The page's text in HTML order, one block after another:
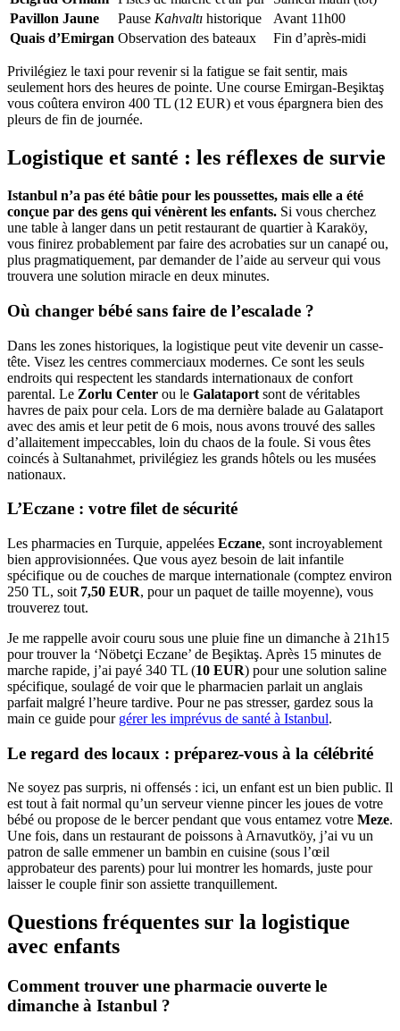
Pavillon Jaune
Pause Kahvaltı historique
Avant 11h00
Quais d’Emirgan Observation des bateaux Fin d’après-midi
Privilégiez le taxi pour revenir si la fatigue se fait sentir, mais
seulement hors des heures de pointe. Une course Emirgan-Beşiktaş
vous coûtera environ 400 TL (12 EUR) et vous épargnera bien des
pleurs de fin de journée.
Logistique et santé : les réflexes de survie
Istanbul n’a pas été bâtie pour les poussettes, mais elle a été
conçue par des gens qui vénèrent les enfants. Si vous cherchez
une table à langer dans un petit restaurant de quartier à Karaköy,
vous finirez probablement par faire des acrobaties sur un canapé ou,
plus pragmatiquement, par demander de l’aide au serveur qui vous
trouvera une solution miracle en deux minutes.
Où changer bébé sans faire de l’escalade ?
Dans les zones historiques, la logistique peut vite devenir un casse-
tête. Visez les centres commerciaux modernes. Ce sont les seuls
endroits qui respectent les standards internationaux de confort
parental. Le Zorlu Center ou le Galataport sont de véritables
havres de paix pour cela. Lors de ma dernière balade au Galataport
avec des amis et leur petit de 6 mois, nous avons trouvé des salles
d’allaitement impeccables, loin du chaos de la foule. Si vous êtes
coincés à Sultanahmet, privilégiez les grands hôtels ou les musées
nationaux.
L’Eczane : votre filet de sécurité
Les pharmacies en Turquie, appelées Eczane, sont incroyablement
bien approvisionnées. Que vous ayez besoin de lait infantile
spécifique ou de couches de marque internationale (comptez environ
250 TL, soit 7,50 EUR, pour un paquet de taille moyenne), vous
trouverez tout.
Je me rappelle avoir couru sous une pluie fine un dimanche à 21h15
pour trouver la ‘Nöbetçi Eczane’ de Beşiktaş. Après 15 minutes de
marche rapide, j’ai payé 340 TL (10 EUR) pour une solution saline
spécifique, soulagé de voir que le pharmacien parlait un anglais
parfait malgré l’heure tardive. Pour ne pas stresser, gardez sous la
main ce guide pour gérer les imprévus de santé à Istanbul.
Le regard des locaux : préparez-vous à la célébrité
Ne soyez pas surpris, ni offensés : ici, un enfant est un bien public. Il
est tout à fait normal qu’un serveur vienne pincer les joues de votre
bébé ou propose de le bercer pendant que vous entamez votre Meze.
Une fois, dans un restaurant de poissons à Arnavutköy, j’ai vu un
patron de salle emmener un bambin en cuisine (sous l’œil
approbateur des parents) pour lui montrer les homards, juste pour
laisser le couple finir son assiette tranquillement.
Questions fréquentes sur la logistique
avec enfants
Comment trouver une pharmacie ouverte le
dimanche à Istanbul ?